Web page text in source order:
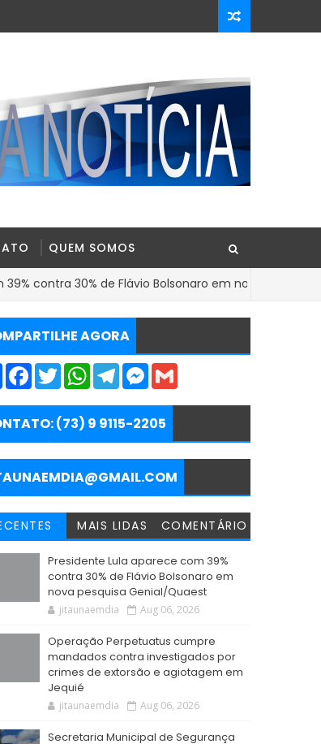
QUEM SOMOS
30% de Flávio Bolsonaro em nova pesquisa Genial/
AGORA
S
r
e
F
e
b
o
k
T
w
t
t
e
r
W
t
s
p
p
T
e
g
a
m
M
s
e
g
e
r
i
(73) 9 9115-2205
MAIS LIDAS COMENTÁRIO
Presidente Lula aparece com 39%
contra 30% de Flávio Bolsonaro em
nova pesquisa Genial/Quaest
jitaunaemdia Aug 06, 2026
Operação Perpetuatus cumpre
mandados contra investigados por
crimes de extorsão e agiotagem em
Jequié
jitaunaemdia Aug 06, 2026
Secretaria Municipal de Segurança